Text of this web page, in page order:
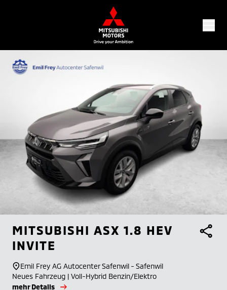
MITSUBISHI ASX 1.8 HEV
INVITE
Emil Frey AG Autocenter Safenwil - Safenwil
Neues Fahrzeug | Voll-Hybrid Benzin/Elektro
mehr Details